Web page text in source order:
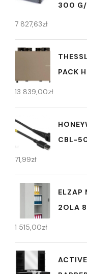
300 G/
7 827,63zł
PACK
13 839,00zł
CBL-
71,99zł
ELZAP
2OLA
1 515,00zł